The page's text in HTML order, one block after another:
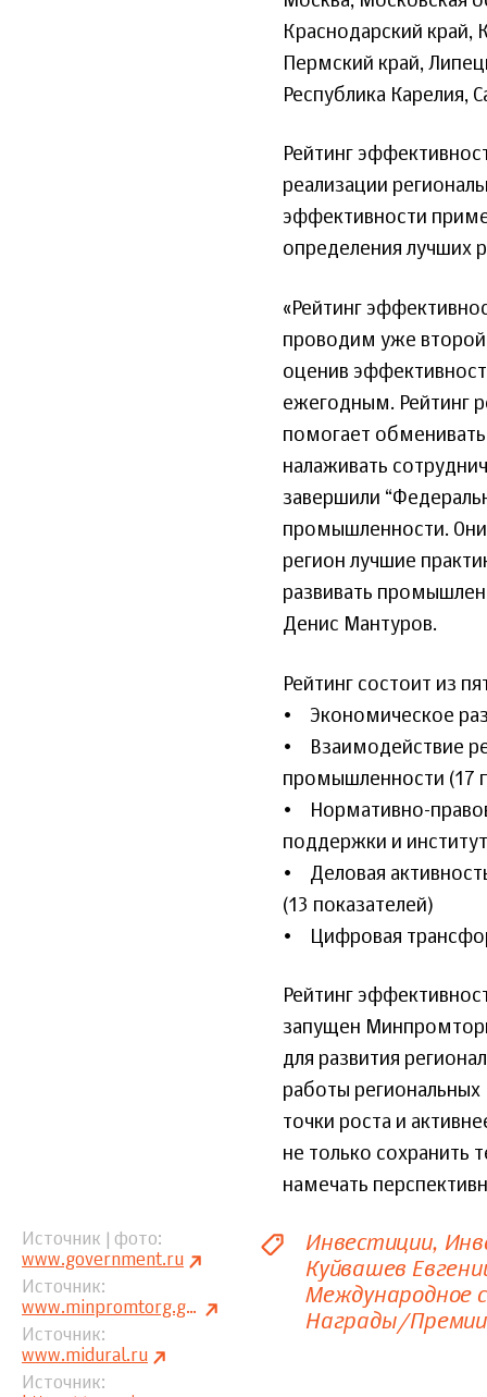
Краснодарский край,
Пермский край,
Республика Карелия,
Рейтинг
реализации
эффективности
определения лучших
«Рейтинг
проводим уже второй
оценив
ежегодным. Рейтинг
помогает
налаживать
завершили
промышленности. Они
регион лучшие
развивать
Денис Мантуров.
Рейтинг состоит из
• Экономическое
• Взаимодействие
промышленности (17
• Нормативно-
поддержки и
• Деловая
(13 показателей)
• Цифровая
Рейтинг
запущен
для развития
работы
точки роста и
не только сохранить
намечать
Источник | фото
www.government.ru
Источник
www.minpromtorg.gov.ru
Источник
www.midural.ru
Источник
Инвестиции
Куйвашев
Международное
Награды/Премии